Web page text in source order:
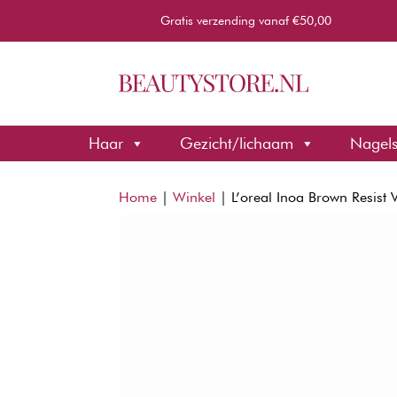
Gratis verzending vanaf €50,00
Haar Gezicht/lichaam Nagels
Home |Winkel | L’oreal Inoa Brown